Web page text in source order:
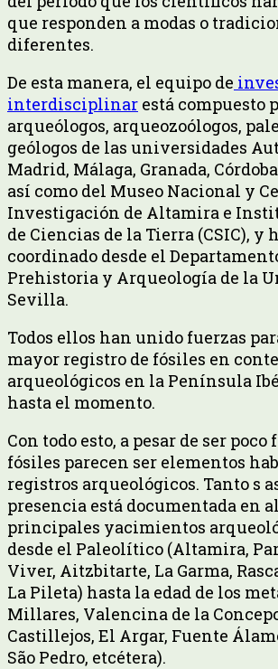
que responden a modas o
diferentes.
De esta manera, el equipo de
interdisciplinar está compuesto
arqueólogos, arqueozoólogos,
geólogos de las universidades
Madrid, Málaga, Granada,
así como del Museo Nacional y
Investigación de Altamira e
de Ciencias de la Tierra (CSIC), y
coordinado desde el
Prehistoria y Arqueología de la
Sevilla.
Todos ellos han unido fuerzas
mayor registro de fósiles en
arqueológicos en la Península
hasta el momento.
Con todo esto, a pesar de ser
fósiles parecen ser elementos
registros arqueológicos. Tanto s
presencia está documentada en
principales yacimientos
desde el Paleolítico (Altamira,
Viver, Aitzbitarte, La Garma,
La Pileta) hasta la edad de los
Millares, Valencina de la
Castillejos, El Argar, Fuente
São Pedro, etcétera).